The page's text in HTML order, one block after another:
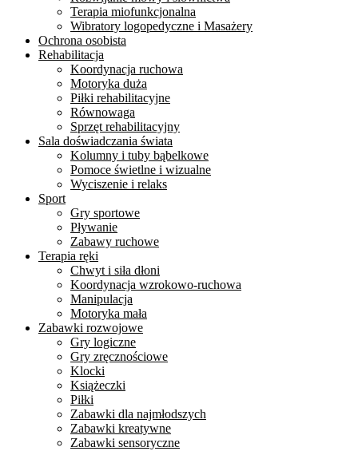
Terapia miofunkcjonalna
Wibratory logopedyczne i Masażery
Ochrona osobista
Rehabilitacja
Koordynacja ruchowa
Motoryka duża
Piłki rehabilitacyjne
Równowaga
Sprzęt rehabilitacyjny
Sala doświadczania świata
Kolumny i tuby bąbelkowe
Pomoce świetlne i wizualne
Wyciszenie i relaks
Sport
Gry sportowe
Pływanie
Zabawy ruchowe
Terapia ręki
Chwyt i siła dłoni
Koordynacja wzrokowo-ruchowa
Manipulacja
Motoryka mała
Zabawki rozwojowe
Gry logiczne
Gry zręcznościowe
Klocki
Książeczki
Piłki
Zabawki dla najmłodszych
Zabawki kreatywne
Zabawki sensoryczne